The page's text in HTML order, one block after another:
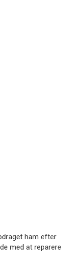
ham efter
med at reparere